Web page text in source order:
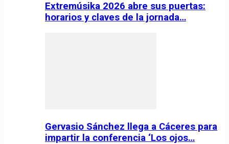
Extremúsika 2026 abre sus puertas:
horarios y claves de la jornada…
Gervasio Sánchez llega a Cáceres para
impartir la conferencia ‘Los ojos…